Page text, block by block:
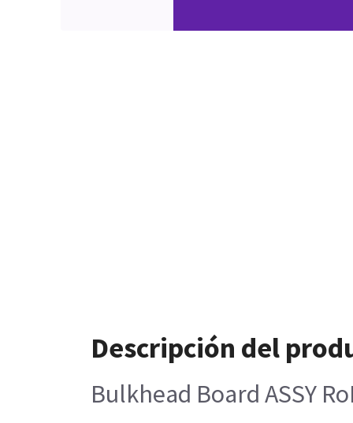
Descripción del
Bulkhead Board ASSY